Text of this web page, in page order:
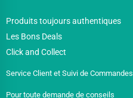
Produits toujours authentiques
Les Bons Deals
Click and Collect
Service Client et Suivi de Commandes
Pour toute demande de conseils